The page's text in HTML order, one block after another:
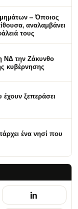
– Όποιος
αναλαμβάνει
τους
ΝΔ την Ζάκυνθο
κυβέρνησης
ξεπεράσει
ένα νησί που